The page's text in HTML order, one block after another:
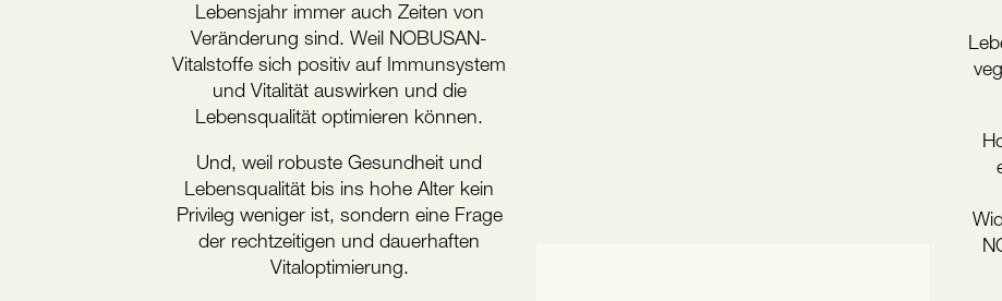
Lebensjahr immer auch Zeiten von
Veränderung sind. Weil NOBUSAN-
Vitalstoffe sich positiv auf Immunsystem
und Vitalität auswirken und die
Lebensqualität optimieren können.
Und, weil robuste Gesundheit und
Lebensqualität bis ins hohe Alter kein
Privileg weniger ist, sondern eine Frage
der rechtzeitigen und dauerhaften
Vitaloptimierung.